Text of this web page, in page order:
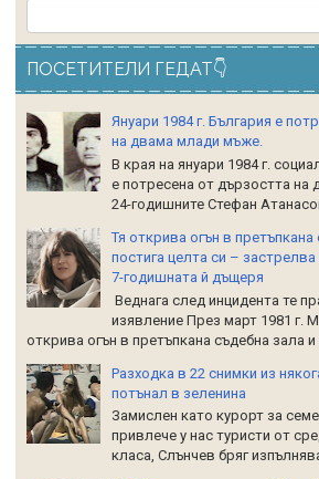
ПОСЕТИТЕЛИ ГЕДАТ👇
Януари 1984 г. България е
на двама млади мъже.
В края на януари 1984 г.
е потресена от дързостта
24-годишните Стефан
Тя открива огън в претъпкана
постига целта си –
7-годишната й дъщеря
Веднага след инцидента те
изявление През март 1981 г.
открива огън в претъпкана съдебна зала и
Разходка в 22 снимки из
потънал в зеленина
Замислен като курорт за
привлече у нас туристи от
класа, Слънчев бряг